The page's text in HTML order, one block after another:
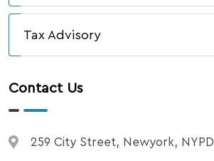
Tax Advisory
Contact Us
259 City Street, Newyork, NYPD